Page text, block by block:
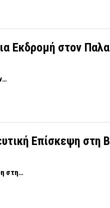
Εκδρομή στον
Επίσκεψη στη
στη…